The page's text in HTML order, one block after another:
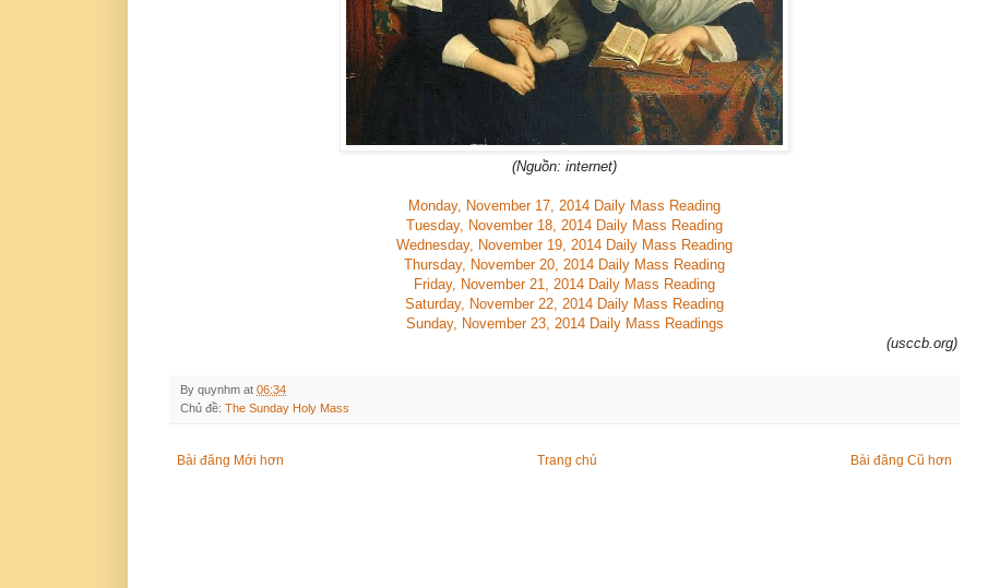
(Nguồn: internet)
Monday, November 17, 2014 Daily Mass Reading
Tuesday, November 18, 2014 Daily Mass Reading
Wednesday, November 19, 2014 Daily Mass Reading
Thursday, November 20, 2014 Daily Mass Reading
Friday, November 21, 2014 Daily Mass Reading
Saturday, November 22, 2014 Daily Mass Reading
Sunday, November 23, 2014 Daily Mass Readings
(usccb.org)
By quynhm at 06:34
Chủ đề: The Sunday Holy Mass
Bài đăng Mới hơn Bài đăng Cũ hơn
Trang chủ